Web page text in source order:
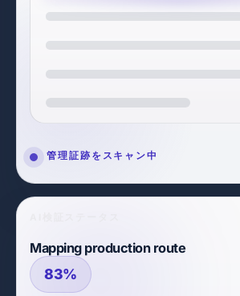
AI検証が完了
検証済みでレビュー可能
100%